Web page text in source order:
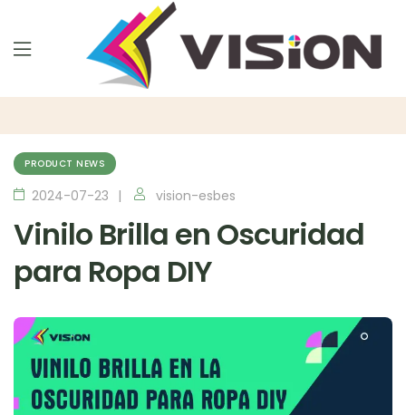
PRODUCT NEWS
2024-07-23 vision-esbes
Vinilo Brilla en Oscuridad
para Ropa DIY